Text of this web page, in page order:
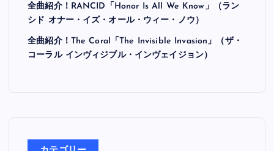
全曲紹介！RANCID「Honor Is All We Know」（ラン
シド オナー・イズ・オール・ウィー・ノウ）
全曲紹介！The Coral「The Invisible Invasion」（ザ・
コーラル インヴィジブル・インヴェイジョン）